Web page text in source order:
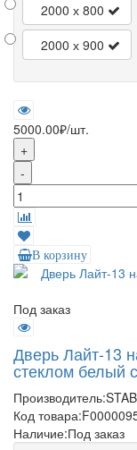
2000 х 800
2000 х 900
5000.00₽/шт.
+
-
В корзину
Под заказ
Дверь Лайт-13
стеклом белый
Производитель:
Код товара:
Наличие:Под заказ